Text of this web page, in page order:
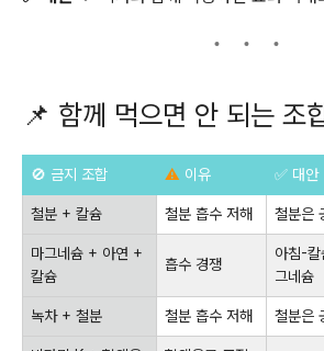
📌 함께 먹으면 안 되는 조
🚫 금지 조합 ⚠ 이유 ✅ 대안
철분 + 칼슘 철분 흡수 저해 철분은
마그네슘 + 아연 +
칼슘
흡수 경쟁
아침-
그네슘
녹차 + 철분 철분 흡수 저해 철분은